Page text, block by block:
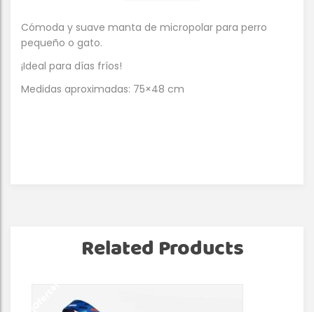
Cómoda y suave manta de micropolar para perro
pequeño o gato.
¡Ideal para días fríos!
Medidas aproximadas: 75×48 cm
Related Products